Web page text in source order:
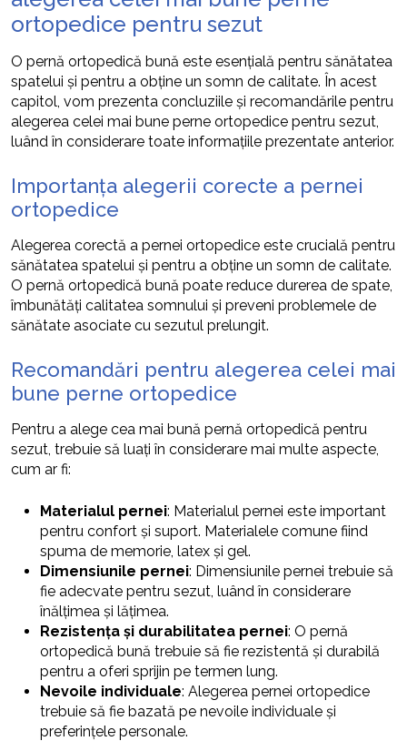
ortopedice pentru sezut
O pernă ortopedică bună este esențială pentru sănătatea
spatelui și pentru a obține un somn de calitate. În acest
capitol, vom prezenta concluziile și recomandările pentru
alegerea celei mai bune perne ortopedice pentru sezut,
luând în considerare toate informațiile prezentate anterior.
Importanța alegerii corecte a pernei
ortopedice
Alegerea corectă a pernei ortopedice este crucială pentru
sănătatea spatelui și pentru a obține un somn de calitate.
O pernă ortopedică bună poate reduce durerea de spate,
îmbunătăți calitatea somnului și preveni problemele de
sănătate asociate cu sezutul prelungit.
Recomandări pentru alegerea celei mai
bune perne ortopedice
Pentru a alege cea mai bună pernă ortopedică pentru
sezut, trebuie să luați în considerare mai multe aspecte,
cum ar fi:
Materialul pernei: Materialul pernei este important
pentru confort și suport. Materialele comune fiind
spuma de memorie, latex și gel.
Dimensiunile pernei: Dimensiunile pernei trebuie să
fie adecvate pentru sezut, luând în considerare
înălțimea și lățimea.
Rezistența și durabilitatea pernei: O pernă
ortopedică bună trebuie să fie rezistentă și durabilă
pentru a oferi sprijin pe termen lung.
Nevoile individuale: Alegerea pernei ortopedice
trebuie să fie bazată pe nevoile individuale și
preferințele personale.